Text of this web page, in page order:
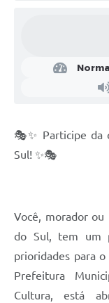
Previdência
Cadastro para
Feriados Municipais
Imprensa
Telefones Postos de
Plantão das Funerárias
🎭✨ Participe da
Sul! ✨🎭
Você, morador ou
do Sul, tem um
prioridades para
Prefeitura
Cultura, está